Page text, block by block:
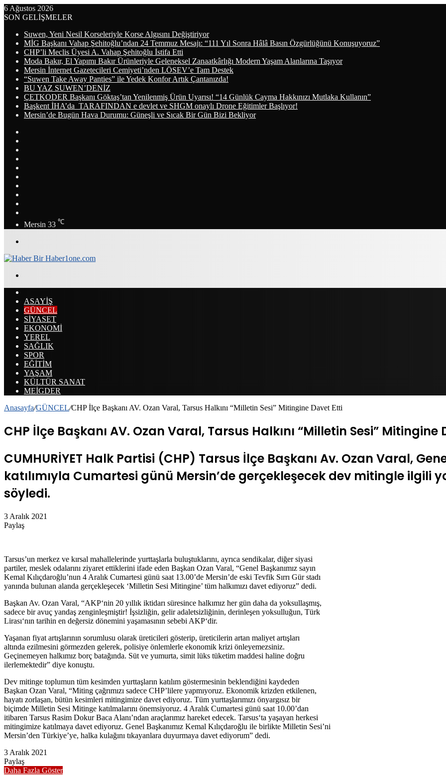
6 Ağustos 2026
SON GELİŞMELER
Suwen, Yeni Nesil Korseleriyle Korse Algısını Değiştiriyor
MİG Başkanı Vahap Şehitoğlu’ndan 24 Temmuz Mesajı: “111 Yıl Sonra Hâlâ Basın Özgürlüğünü Konuşuyoruz”
CHP’li Meclis Üyesi A. Vahap Şehitoğlu İstifa Etti
Moda Bakır, El Yapımı Bakır Ürünleriyle Geleneksel Zanaatkârlığı Modern Yaşam Alanlarına Taşıyor
Mersin İnternet Gazetecileri Cemiyeti’nden LÖSEV’e Tam Destek
“Suwen Take Away Panties” ile Yedek Konfor Artık Çantanızda!
BU YAZ SUWEN’DENİZ
ÇETKODER Başkanı Göktaş’tan Yenilenmiş Ürün Uyarısı! “14 Günlük Cayma Hakkınızı Mutlaka Kullanın”
Başkent İHA’da TARAFINDAN e devlet ve SHGM onaylı Drone Eğitimler Başlıyor!
Mersin’de Bugün Hava Durumu: Güneşli ve Sıcak Bir Gün Bizi Bekliyor
Mersin 33 ℃
ASAYİŞ
GÜNCEL
SİYASET
EKONOMİ
YEREL
SAĞLIK
SPOR
EĞİTİM
YAŞAM
KÜLTÜR SANAT
MEİGDER
Anasayfa/GÜNCEL/CHP İlçe Başkanı AV. Ozan Varal, Tarsus Halkını “Milletin Sesi” Mitingine Davet Etti
CHP İlçe Başkanı AV. Ozan Varal, Tarsus Halkını “Milletin Sesi” Mitingine
CUMHURİYET Halk Partisi (CHP) Tarsus İlçe Başkanı Av. Ozan Varal,
katılımıyla Cumartesi günü Mersin’de gerçekleşecek dev mitingle ilgili
söyledi.
3 Aralık 2021
Paylaş
paylaş
Tarsus’un merkez ve kırsal mahallelerinde yurttaşlarla buluştuklarını, ayrıca sendikalar, diğer siyasi
partiler, meslek odalarını ziyaret ettiklerini ifade eden Başkan Ozan Varal, “Genel Başkanımız sayın
Kemal Kılıçdaroğlu’nun 4 Aralık Cumartesi günü saat 13.00’de Mersin’de eski Tevfik Sırrı Gür stadı
yanında bulunan alanda gerçekleşecek ‘Milletin Sesi Mitingine’ tüm halkımızı davet ediyoruz” dedi.
Başkan Av. Ozan Varal, “AKP‘nin 20 yıllık iktidarı süresince halkımız her gün daha da yoksullaşmış,
sadece bir avuç yandaş zenginleşmiştir! İşsizliğin, gelir adaletsizliğinin, derinleşen yoksulluğun, Türk
Lirası‘nın tarihin en değersiz dönemini yaşamasının sebebi AKP‘dir.
Yaşanan fiyat artışlarının sorumlusu olarak üreticileri gösterip, üreticilerin artan maliyet artışları
altında ezilmesini görmezden gelerek, polisiye önlemlerle ekonomik krizi önleyemezsiniz.
Geçinemeyen halkımız borç batağında. Süt ve yumurta, simit lüks tüketim maddesi haline doğru
ilerlemektedir” diye konuştu.
Dev mitinge toplumun tüm kesimden yurttaşların katılım göstermesinin beklendiğini kaydeden
Başkan Ozan Varal, “Miting çağrımızı sadece CHP’lilere yapmıyoruz. Ekonomik krizden etkilenen,
hayatı zorlaşan, bütün kesimleri mitingimize davet ediyoruz. Tüm yurttaşlarımızı önyargısız bir
biçimde Milletin Sesi Mitinge katılmalarını önemsiyoruz. 4 Aralık Cumartesi günü saat 10.00’dan
itibaren Tarsus Rasim Dokur Baca Alanı’ndan araçlarımız hareket edecek. Tarsus‘ta yaşayan herkesi
mitingimize katılmaya davet ediyoruz. Genel Başkanımız Kemal Kılıçdaroğlu ile birlikte Milletin Sesi’ni
Mersin’den Türkiye’ye, halka kulağını tıkayanlara duyurmaya davet ediyorum” dedi.
3 Aralık 2021
Paylaş
Facebook
Twitter
LinkedIn
Messenger
Messenger
WhatsApp
Telegram
E-
Yazdır
Daha Fazla Göster